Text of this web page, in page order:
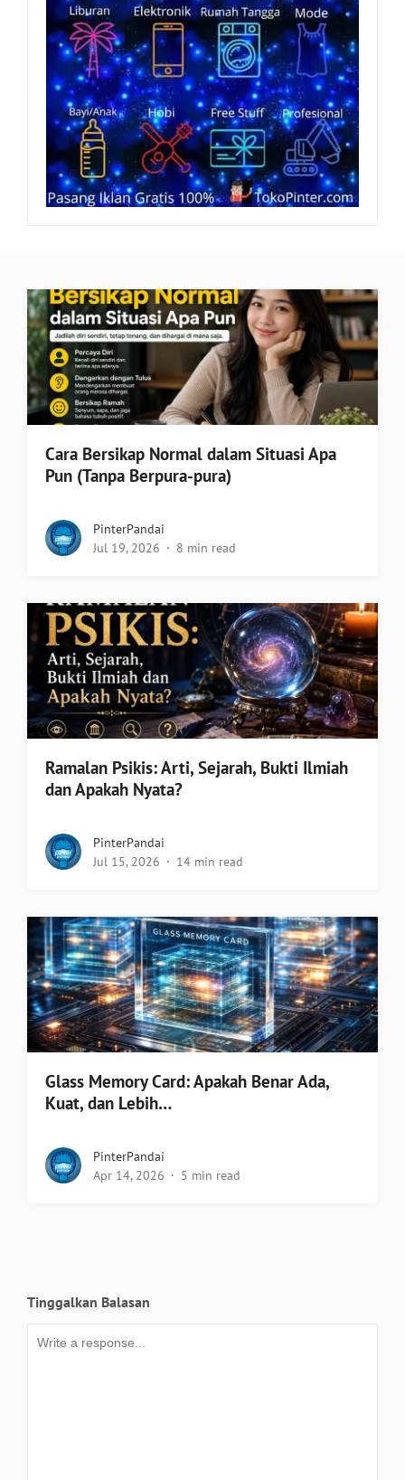
Cara Bersikap Normal dalam Situasi Apa
Pun (Tanpa Berpura-pura)
PinterPandai
Jul 19, 2026
8 min read
Ramalan Psikis: Arti, Sejarah, Bukti Ilmiah
dan Apakah Nyata?
PinterPandai
Jul 15, 2026
14 min read
Glass Memory Card: Apakah Benar Ada,
Kuat, dan Lebih…
PinterPandai
Apr 14, 2026
5 min read
Tinggalkan Balasan